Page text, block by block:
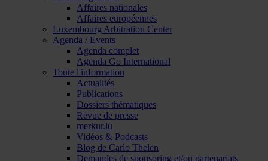
Affaires nationales
Affaires européennes
Luxembourg Arbitration Center
Agenda / Events
Agenda complet
Agenda Go International
Toute l'information
Actualités
Publications
Dossiers thématiques
Revue de presse
merkur.lu
Vidéos & Podcasts
Blog de Carlo Thelen
Demandes de sponsoring et/ou partenariats